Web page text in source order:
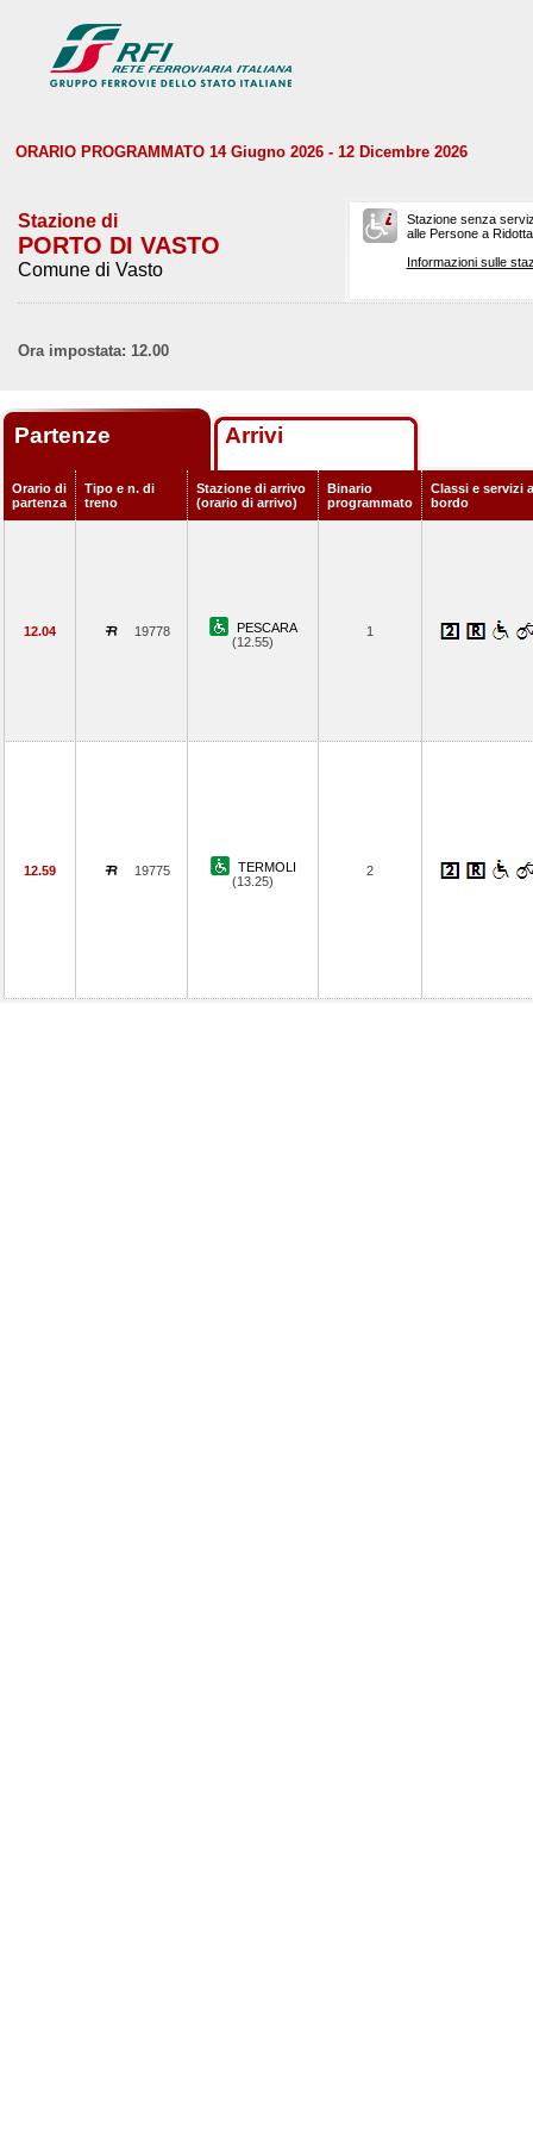
ORARIO PROGRAMMATO 14 Giugno 2026 - 12 Dicembre 2026
Stazione di
PORTO DI VASTO
Comune di Vasto
Stazione senza
alle Persone a
Informazioni sulle
Ora impostata: 12.00
Partenze Arrivi
Orario di
partenza
Tipo e n. di
treno
Stazione di arrivo
(orario di arrivo)
Binario
programmato
Classi e servizi a
bordo
12.04 19778
PESCARA
(12.55)
1
12.59 19775
TERMOLI
(13.25)
2